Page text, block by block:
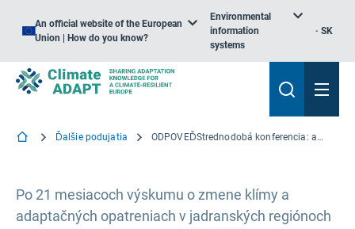
An official website of the European
Union | How do you know?
Environmental
information
systems
SK
Ďalšie podujatia ODPOVEĎStrednodobá konferencia: adaptácia pobrežných spoločenstiev Jadranského mora na zmenu klímy
Po 21 mesiacoch výskumu o zmene klímy a
adaptačných opatreniach v jadranských regiónoch